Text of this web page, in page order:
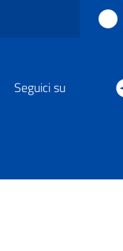
Seguici su